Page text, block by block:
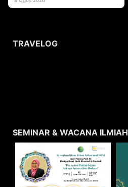
TRAVELOG
SEMINAR & WACANA ILMIAH